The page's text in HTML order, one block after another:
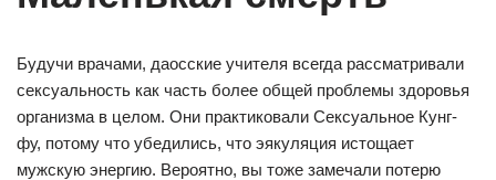
Будучи врачами, даосские учителя всегда рассматривали
сексуальность как часть более общей проблемы здоровья
организма в целом. Они практиковали Сексуальное Кунг-
фу, потому что убедились, что эякуляция истощает
мужскую энергию. Вероятно, вы тоже замечали потерю